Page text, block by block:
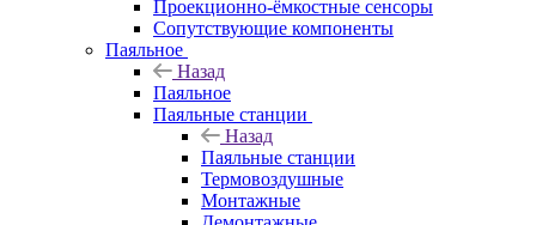
Проекционно-ёмкостные сенсоры
Сопутствующие компоненты
Паяльное
Назад
Паяльное
Паяльные станции
Назад
Паяльные станции
Термовоздушные
Монтажные